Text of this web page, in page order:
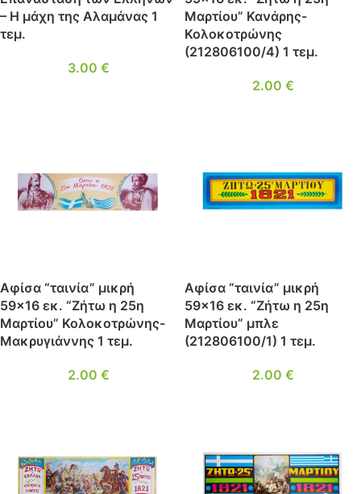
– Η μάχη της Αλαμάνας 1
τεμ.
3.00 €
Μαρτίου” Κανάρης-
Κολοκοτρώνης
(212806100/4) 1 τεμ.
2.00 €
Αφίσα “ταινία” μικρή
59×16 εκ. “Ζήτω η 25η
Μαρτίου” Κολοκοτρώνης-
Μακρυγιάννης 1 τεμ.
2.00 €
Αφίσα “ταινία” μικρή
59×16 εκ. “Ζήτω η 25η
Μαρτίου” μπλε
(212806100/1) 1 τεμ.
2.00 €